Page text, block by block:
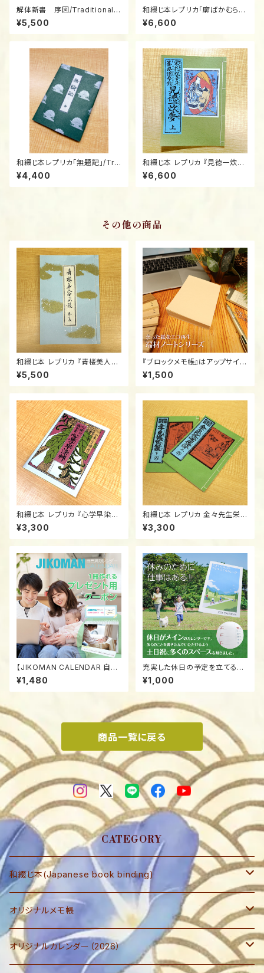
解体新書 序図/Traditional J
apanese Bound Book (Wat
oji) Replica: "Kaitai Shinsh
o" (Preface & Anatomical P
¥5,500
和綴じ本レプリカ「廓ばかむら費
字盡」上・中・下巻/Traditional
Japanese Bound Book (Wa
toji) Replica: "Sato no Bak
Volume Set)
¥6,600
和綴じ本レプリカ「無題記」/Tra
ditional Japanese Bound B
ook (Watoji) Replica: "Mud
aiki" / Official Taiga Drama
¥4,400
和綴じ本 レプリカ 『見徳一炊
夢』上中下/Traditional Japan
ese Bound Book (Watoji) R
eplica: "Miru ga Toku Issui
¥6,600
その他の商品
和綴じ本 レプリカ 『青楼美人合
姿鏡』春夏/Authentic Replic
a: "Seirou Bijin Awase Sug
atami" (Spring/Summer) / Y
ook
¥5,500
『ブロックメモ帳』はアップサイク
ルのメモ帳です。環境活動の一
環として上質・高級紙を大事に
使いたい・・・。 「アップサイクルノ
うまれました。 環境活動の一環
として行っているため、いつも同
じ紙でご提供というわけにはい
かないのですが、 「格安」でご提
供いたします。
¥1,500
和綴じ本 レプリカ 『心学早染
草』/Traditional Japanese B
ound Book (Watoji) Replic
a: "Shingaku Hayasomegu
nime Tropes
¥3,300
和綴じ本 レプリカ 金々先生栄
華夢/Authentic Replica: "Ki
nkin Sensei" 1775 / The Ve
ry First Japanese Manga
¥3,300
【JIKOMAN CALENDAR 自己
満カレンダー プレゼント用ク
ーポン】１冊無料でオリジナルカ
レンダーが作れる！
¥1,480
充実した休日の予定を立てるカ
レンダー
¥1,000
商品一覧に戻る
CATEGORY
和綴じ本(Japanese book binding)
和綴じ本 レプリカ
和綴じ本制作キット
オリジナルメモ帳
ブロックメモ帳
オリジナルカレンダー（2026）